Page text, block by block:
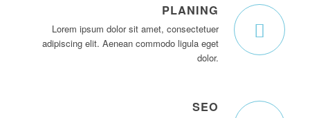
PLANING
Lorem ipsum dolor sit amet, consectetuer
adipiscing elit. Aenean commodo ligula eget
dolor.
SEO